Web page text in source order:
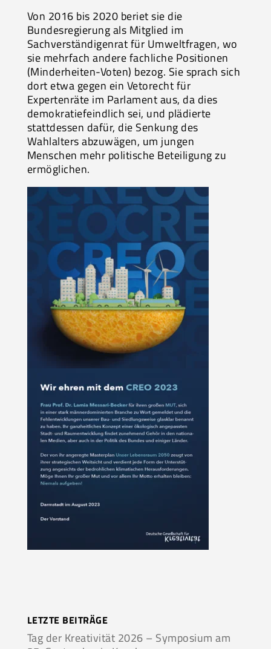
Von 2016 bis 2020 beriet sie die
Bundesregierung als Mitglied im
Sachverständigenrat für Umweltfragen, wo
sie mehrfach andere fachliche Positionen
(Minderheiten-Voten) bezog. Sie sprach sich
dort etwa gegen ein Vetorecht für
Expertenräte im Parlament aus, da dies
demokratiefeindlich sei, und plädierte
stattdessen dafür, die Senkung des
Wahlalters abzuwägen, um jungen
Menschen mehr politische Beteiligung zu
ermöglichen.
LETZTE BEITRÄGE
Tag der Kreativität 2026 – Symposium am